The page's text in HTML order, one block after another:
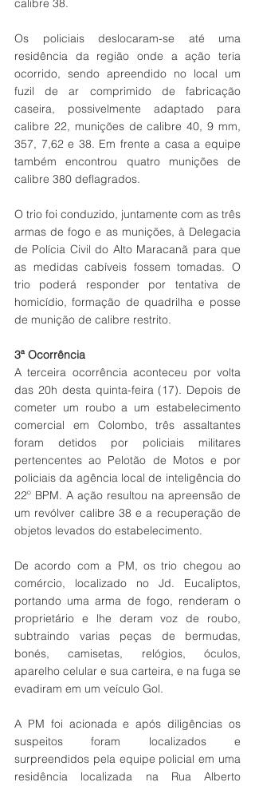
calibre 38.
Os policiais deslocaram-se até uma
residência da região onde a ação teria
ocorrido, sendo apreendido no local um
fuzil de ar comprimido de fabricação
caseira, possivelmente adaptado para
calibre 22, munições de calibre 40, 9 mm,
357, 7,62 e 38. Em frente a casa a equipe
também encontrou quatro munições de
calibre 380 deflagrados.
O trio foi conduzido, juntamente com as três
armas de fogo e as munições, à Delegacia
de Polícia Civil do Alto Maracanã para que
as medidas cabíveis fossem tomadas. O
trio poderá responder por tentativa de
homicídio, formação de quadrilha e posse
de munição de calibre restrito.
3ª Ocorrência
A terceira ocorrência aconteceu por volta
das 20h desta quinta-feira (17). Depois de
cometer um roubo a um estabelecimento
comercial em Colombo, três assaltantes
foram detidos por policiais militares
pertencentes ao Pelotão de Motos e por
policiais da agência local de inteligência do
22º BPM. A ação resultou na apreensão de
um revólver calibre 38 e a recuperação de
objetos levados do estabelecimento.
De acordo com a PM, os trio chegou ao
comércio, localizado no Jd. Eucaliptos,
portando uma arma de fogo, renderam o
proprietário e lhe deram voz de roubo,
subtraindo varias peças de bermudas,
bonés, camisetas, relógios, óculos,
aparelho celular e sua carteira, e na fuga se
evadiram em um veículo Gol.
A PM foi acionada e após diligências os
suspeitos foram localizados e
surpreendidos pela equipe policial em uma
residência localizada na Rua Alberto